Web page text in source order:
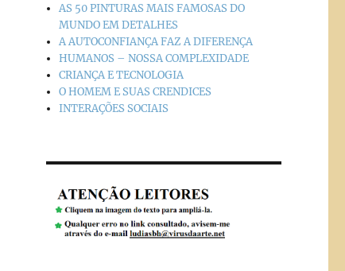
AS 50 PINTURAS MAIS FAMOSAS DO
MUNDO EM DETALHES
A AUTOCONFIANÇA FAZ A DIFERENÇA
HUMANOS – NOSSA COMPLEXIDADE
CRIANÇA E TECNOLOGIA
O HOMEM E SUAS CRENDICES
INTERAÇÕES SOCIAIS